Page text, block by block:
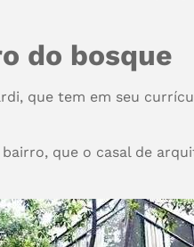
do bosque
que tem em seu
que o casal de